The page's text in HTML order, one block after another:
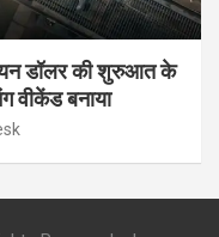
डॉलर की शुरुआत के
वीकेंड बनाया